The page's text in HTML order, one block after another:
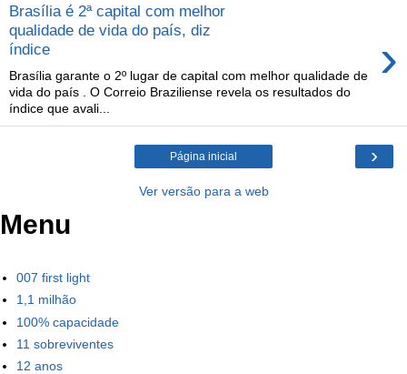
Brasília é 2ª capital com melhor
qualidade de vida do país, diz
índice
›
Brasília garante o 2º lugar de capital com melhor qualidade de
vida do país . O Correio Braziliense revela os resultados do
índice que avali...
›
Página inicial
Ver versão para a web
Menu
007 first light
1,1 milhão
100% capacidade
11 sobreviventes
12 anos